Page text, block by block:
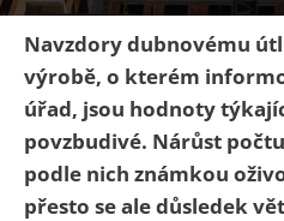
Navzdory dubnovému
výrobě, o kterém
úřad, jsou hodnoty
povzbudivé. Nárůst
podle nich známkou
přesto se ale důsledek